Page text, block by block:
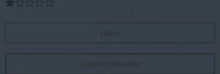
Filtern
FILTRY PRODUKTÓW